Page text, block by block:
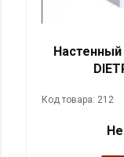
Код товара: 212